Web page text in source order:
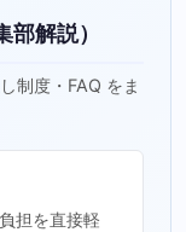
解説）
制度・FAQ をま
担を直接軽